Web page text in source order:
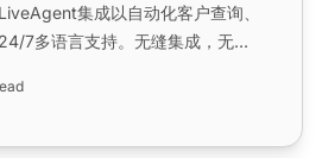
集成以自动化客户查询、
7多语言支持。无缝集成，无额